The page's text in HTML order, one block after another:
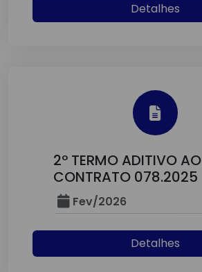
Detalhes
2º TERMO ADITIVO AO
CONTRATO 078.2025
Fev/2026
Detalhes